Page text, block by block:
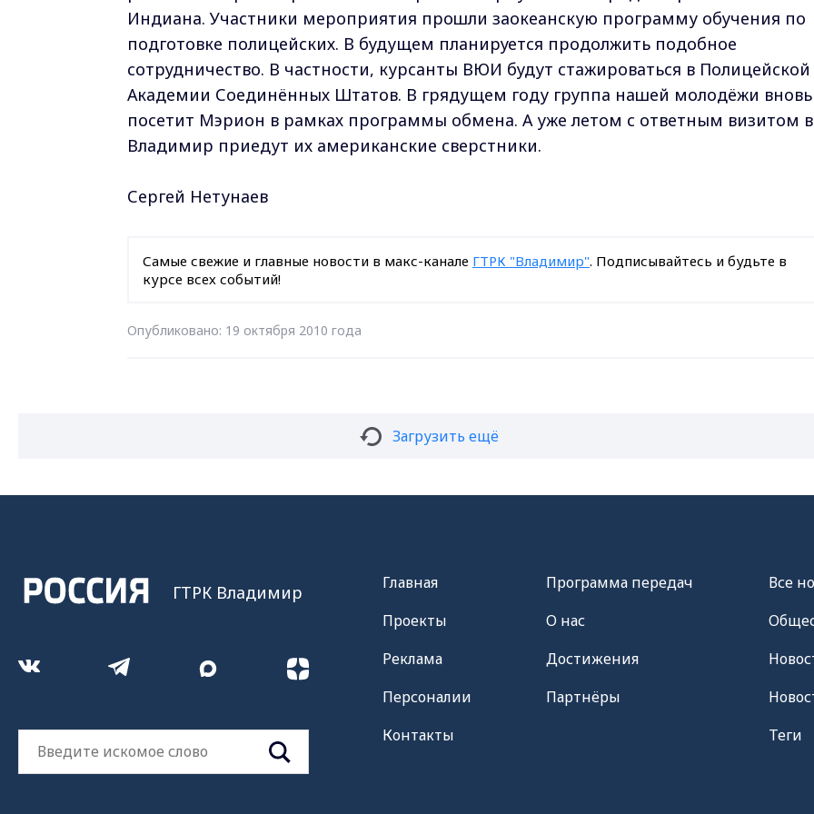
Индиана. Участники мероприятия прошли заокеанскую программу обучения по
подготовке полицейских. В будущем планируется продолжить подобное
сотрудничество. В частности, курсанты ВЮИ будут стажироваться в Полицейской
Академии Соединённых Штатов. В грядущем году группа нашей молодёжи вновь
посетит Мэрион в рамках программы обмена. А уже летом с ответным визитом
Владимир приедут их американские сверстники.
Сергей Нетунаев
Самые свежие и главные новости в макс-канале ГТРК "Владимир". Подписывайтесь и будьте в
курсе всех событий!
Опубликовано: 19 октября 2010 года
Загрузить ещё
ГТРК Владимир
Главная
Проекты
Реклама
Персоналии
Контакты
Программа передач
О нас
Достижения
Партнёры
Все
Теги